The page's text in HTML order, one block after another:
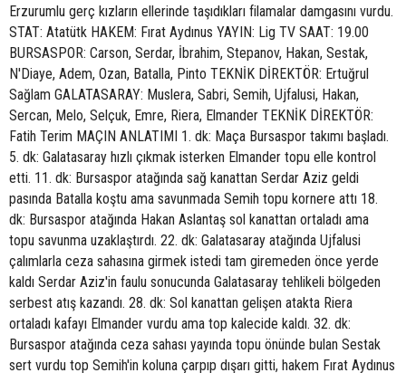
Erzurumlu gerç kızların ellerinde taşıdıkları filamalar damgasını vurdu.
STAT: Atatütk HAKEM: Fırat Aydınus YAYIN: Lig TV SAAT: 19.00
BURSASPOR: Carson, Serdar, İbrahim, Stepanov, Hakan, Sestak,
N'Diaye, Adem, Ozan, Batalla, Pinto TEKNİK DİREKTÖR: Ertuğrul
Sağlam GALATASARAY: Muslera, Sabri, Semih, Ujfalusi, Hakan,
Sercan, Melo, Selçuk, Emre, Riera, Elmander TEKNİK DİREKTÖR:
Fatih Terim MAÇIN ANLATIMI 1. dk: Maça Bursaspor takımı başladı.
5. dk: Galatasaray hızlı çıkmak isterken Elmander topu elle kontrol
etti. 11. dk: Bursaspor atağında sağ kanattan Serdar Aziz geldi
pasında Batalla koştu ama savunmada Semih topu kornere attı 18.
dk: Bursaspor atağında Hakan Aslantaş sol kanattan ortaladı ama
topu savunma uzaklaştırdı. 22. dk: Galatasaray atağında Ujfalusi
çalımlarla ceza sahasına girmek istedi tam giremeden önce yerde
kaldı Serdar Aziz'in faulu sonucunda Galatasaray tehlikeli bölgeden
serbest atış kazandı. 28. dk: Sol kanattan gelişen atakta Riera
ortaladı kafayı Elmander vurdu ama top kalecide kaldı. 32. dk:
Bursaspor atağında ceza sahası yayında topu önünde bulan Sestak
sert vurdu top Semih'in koluna çarpıp dışarı gitti, hakem Fırat Aydınus